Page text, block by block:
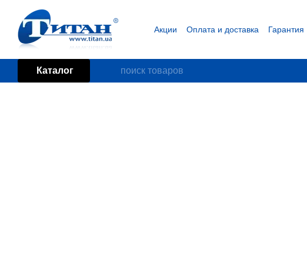
Перейти к основному контенту
Акции Оплата и доставка Гарантия
Каталог